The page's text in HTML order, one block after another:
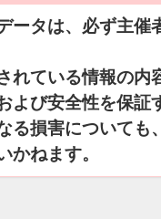
ータは、必ず主催
れている情報の内
よび安全性を保
る損害についても
かねます。